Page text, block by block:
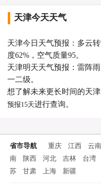
天津今天天气
天津今日天气预报：多云
度62%，空气质量95。
天津明天天气预报：雷阵
一二级。
想了解未来更长时间的天
预报15天进行查询。
省市导航 重庆 江西 云南
南
陕西 河北 吉林 台湾
苏
甘肃 上海 新疆